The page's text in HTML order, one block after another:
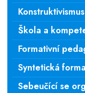
Škola a
Formativní
Syntetická
Sebeučící se